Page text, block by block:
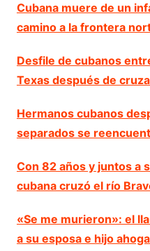
Cubana muere de un
camino a la frontera
Desfile de cubanos
Texas después de
Hermanos cubanos
separados se
Con 82 años y juntos a
cubana cruzó el río
«Se me murieron»: el
a su esposa e hijo